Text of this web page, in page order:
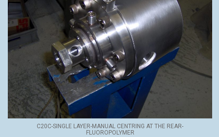
C20C-SINGLE LAYER-MANUAL CENTRING AT THE REAR-
FLUOROPOLYMER